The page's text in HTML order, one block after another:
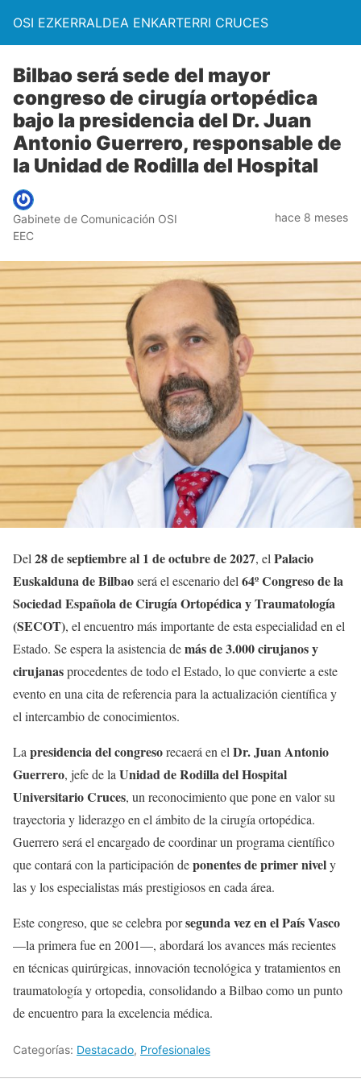
OSI EZKERRALDEA ENKARTERRI CRUCES
Bilbao será sede del mayor
congreso de cirugía ortopédica
bajo la presidencia del Dr. Juan
Antonio Guerrero, responsable de
la Unidad de Rodilla del Hospital
Gabinete de Comunicación OSI
EEC
hace 8 meses
Del 28 de septiembre al 1 de octubre de 2027, el Palacio
Euskalduna de Bilbaoserá el escenario del 64º Congreso de la
Sociedad Española de Cirugía Ortopédica y Traumatología
(SECOT), el encuentro más importante de esta especialidad en el
Estado. Se espera la asistencia demás de 3.000 cirujanos y
cirujanasprocedentes de todo el Estado, lo que convierte a este
evento en una cita de referencia para la actualización científica y
el intercambio de conocimientos.
La presidencia del congresorecaerá en el Dr. Juan Antonio
Guerrero, jefe de la Unidad de Rodilla del Hospital
Universitario Cruces, un reconocimiento que pone en valor su
trayectoria y liderazgo en el ámbito de la cirugía ortopédica.
Guerrero será el encargado de coordinar un programa científico
que contará con la participación deponentes de primer nively
las y los especialistas más prestigiosos en cada área.
Este congreso, que se celebra porsegunda vez en el País Vasco
—la primera fue en 2001—, abordará los avances más recientes
en técnicas quirúrgicas, innovación tecnológica y tratamientos en
traumatología y ortopedia, consolidando a Bilbao como un punto
de encuentro para la excelencia médica.
Categorías: Destacado, Profesionales